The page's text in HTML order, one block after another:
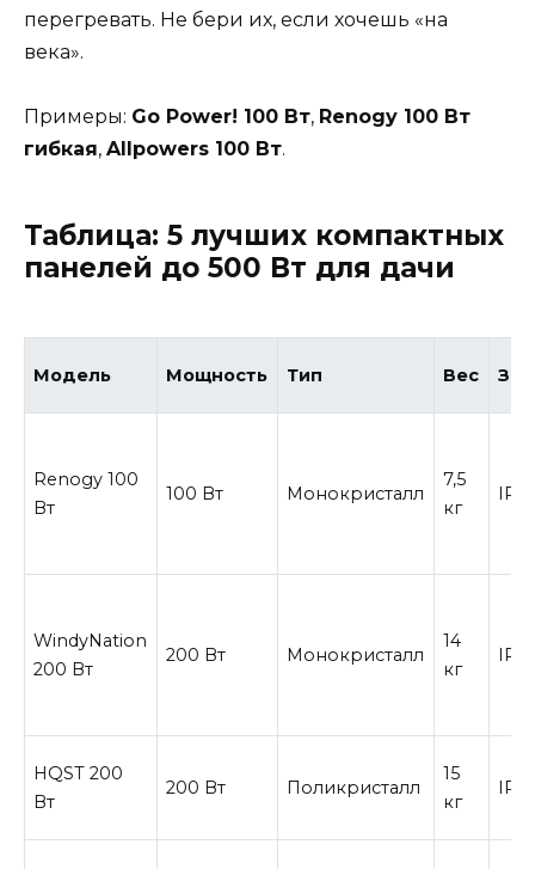
перегревать. Не бери их, если хочешь «на
века».
Примеры: Go Power! 100 Вт, Renogy 100 Вт
гибкая, Allpowers 100 Вт.
Таблица: 5 лучших компактных
панелей до 500 Вт для дачи
Модель Мощность Тип Вес
Renogy 100
Вт
100 Вт Монокристалл
7,5
кг
WindyNation
200 Вт
200 Вт Монокристалл
14
кг
HQST 200
Вт
200 Вт Поликристалл
15
кг